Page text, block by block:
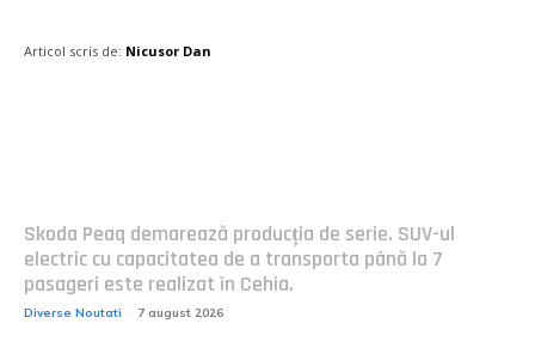
Articol scris de: Nicusor Dan
Skoda Peaq demarează producția de serie. SUV-ul
electric cu capacitatea de a transporta până la 7
pasageri este realizat în Cehia.
Diverse Noutati 7 august 2026